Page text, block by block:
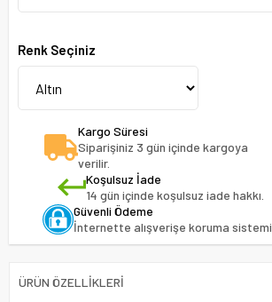
Renk Seçiniz
Kargo Süresi
Siparişiniz 3 gün içinde kargoya
verilir.
Koşulsuz İade
14 gün içinde koşulsuz iade hakkı.
Güvenli Ödeme
İnternette alışverişe koruma sistemi.
ÜRÜN ÖZELLIKLERI